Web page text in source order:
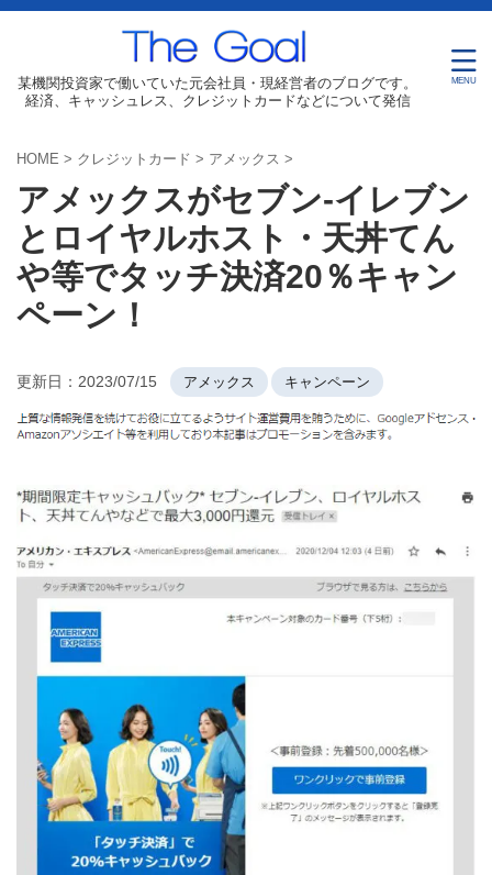
某機関投資家で働いていた元会社員・現経営者のブログです。
経済、キャッシュレス、クレジットカードなどについて発信
HOME > クレジットカード > アメックス >
アメックスがセブン-イレブン
とロイヤルホスト・天丼てん
や等でタッチ決済20％キャン
ペーン！
更新日： 2023/07/15 アメックス キャンペーン